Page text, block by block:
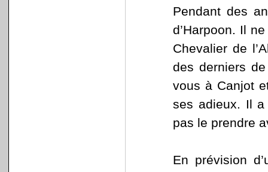
Pendant des
d’Harpoon. Il
Chevalier de
des derniers
vous à Canjot
ses adieux. Il
pas le prendre
En prévision